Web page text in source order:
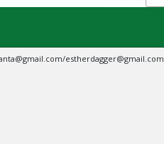
estherdagger@gmail.com